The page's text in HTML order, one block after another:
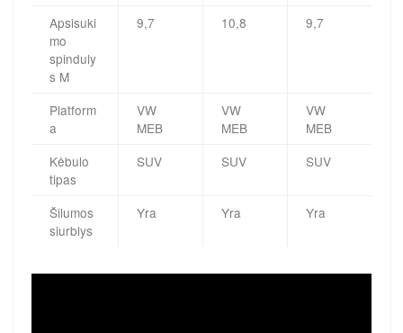
Apsisuki
mo
spinduly
s M
9,7 10,8 9,7
Platform
a
VW
MEB
VW
MEB
VW
MEB
Kėbulo
tipas
SUV SUV SUV
Šilumos
siurblys
Yra Yra Yra